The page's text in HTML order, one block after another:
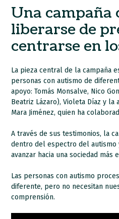
Una campaña
liberarse de
centrarse en
La pieza central de la campaña
personas con autismo de
apoyo:Tomás Monsalve, Nico
Beatriz Lázaro),Violeta Díaz y la
Mara Jiménez, quien ha
A través de sus testimonios, la
dentro del espectro del autismo
avanzar hacia una sociedad más
Las personas con autismo
diferente, pero no necesitan
comprensión.